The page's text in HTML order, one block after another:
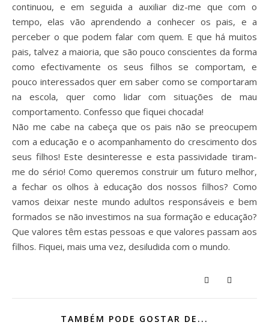
continuou, e em seguida a auxiliar diz-me que com o
tempo, elas vão aprendendo a conhecer os pais, e a
perceber o que podem falar com quem. E que há muitos
pais, talvez a maioria, que são pouco conscientes da forma
como efectivamente os seus filhos se comportam, e
pouco interessados quer em saber como se comportaram
na escola, quer como lidar com situações de mau
comportamento. Confesso que fiquei chocada!
Não me cabe na cabeça que os pais não se preocupem
com a educação e o acompanhamento do crescimento dos
seus filhos! Este desinteresse e esta passividade tiram-
me do sério! Como queremos construir um futuro melhor,
a fechar os olhos à educação dos nossos filhos? Como
vamos deixar neste mundo adultos responsáveis e bem
formados se não investimos na sua formação e educação?
Que valores têm estas pessoas e que valores passam aos
filhos. Fiquei, mais uma vez, desiludida com o mundo.
TAMBÉM PODE GOSTAR DE...